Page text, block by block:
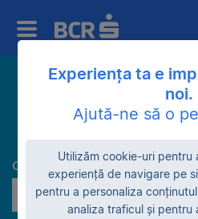
Categorie
Birouri
Experiența ta e
noi.
Ajută-ne să o
Utilizăm cookie-uri pentru
experiență de navigare pe
pentru a personaliza
analiza traficul și pentru